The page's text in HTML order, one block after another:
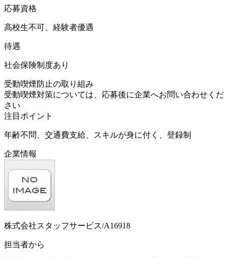
応募資格
高校生不可、経験者優遇
待遇
社会保険制度あり
受動喫煙防止の取り組み
受動喫煙対策については、応募後に企業へお問い合わせくだ
さい
注目ポイント
年齢不問、交通費支給、スキルが身に付く、登録制
企業情報
株式会社スタッフサービス/A16918
担当者から